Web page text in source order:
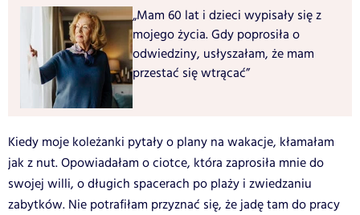
„Mam 60 lat i dzieci wypisały się z
mojego życia. Gdy poprosiła o
odwiedziny, usłyszałam, że mam
przestać się wtrącać”
Kiedy moje koleżanki pytały o plany na wakacje, kłamałam
jak z nut. Opowiadałam o ciotce, która zaprosiła mnie do
swojej willi, o długich spacerach po plaży i zwiedzaniu
zabytków. Nie potrafiłam przyznać się, że jadę tam do pracy